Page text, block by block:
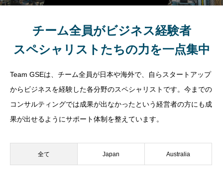
チーム全員がビジネス経験者
スペシャリストたちの力を一点集中
Team GSEは、チーム全員が日本や海外で、自らスタートアップ
からビジネスを経験した各分野のスペシャリストです。今までの
コンサルティングでは成果が出なかったという経営者の方にも成
果が出せるようにサポート体制を整えています。
全て Japan Australia